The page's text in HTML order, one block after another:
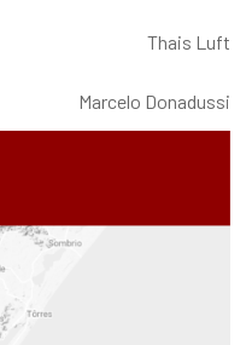
Thais Luft
Marcelo Donadussi